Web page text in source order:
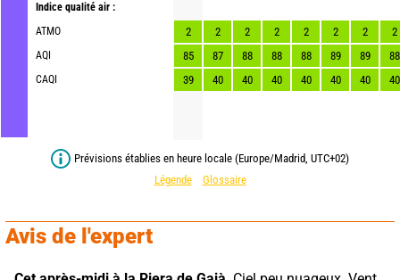
Indice qualité air :
ATMO
AQI
CAQI
2 2 2 2 2 2 2
2
85
87 88 88 88 89 89
88
39
40 40 40 40 40 40 40
Prévisions établies en heure locale (Europe/Madrid, UTC+02)
Légende
Glossaire
Avis de l'expert